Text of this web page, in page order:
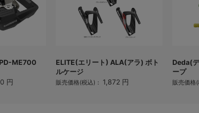
ME700
円
ELITE(エリート) ALA(アラ) ボト
ルケージ
販売価格(税込)： 1,872 円
Deda(
ープ
販売価格(